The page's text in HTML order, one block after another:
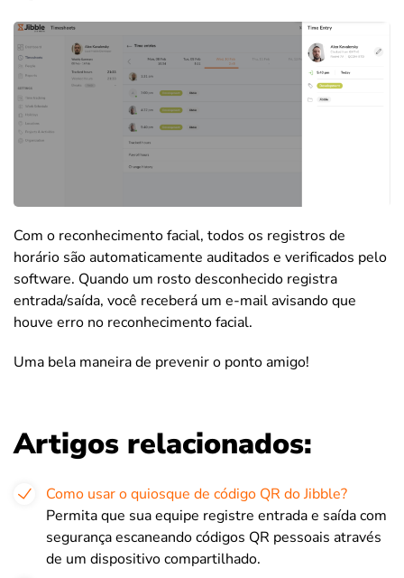
Com o reconhecimento facial, todos os registros de
horário são automaticamente auditados e verificados pelo
software. Quando um rosto desconhecido registra
entrada/saída, você receberá um e-mail avisando que
houve erro no reconhecimento facial.
Uma bela maneira de prevenir o ponto amigo!
Artigos relacionados:
Como usar o quiosque de código QR do Jibble?
Permita que sua equipe registre entrada e saída com
segurança escaneando códigos QR pessoais através
de um dispositivo compartilhado.